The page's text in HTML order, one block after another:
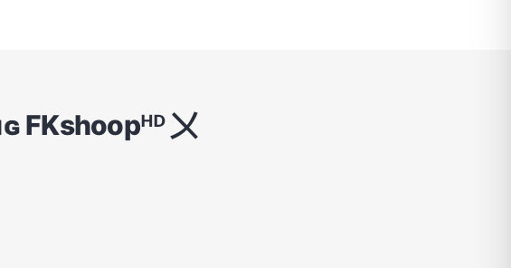
FKshoopᴴᴰ 〤